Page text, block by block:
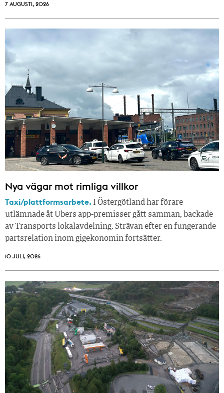
7 AUGUSTI, 2026
Nya vägar mot rimliga villkor
Taxi/plattformsarbete. I Östergötland har förare
utlämnade åt Ubers app-premisser gått samman, backade
av Transports lokalavdelning. Strävan efter en fungerande
partsrelation inom gigekonomin fortsätter.
10 JULI, 2026